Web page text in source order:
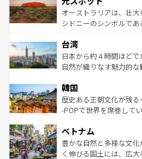
しみながら、その多様性
るだろう。車でのロード
情報は
おすすめ。エメラルドグ
文化や歴史が息づいて
人々、おいしいローカル
ク、伝統的なフラダン
っている。訪れるたびに
はコンテンツ一覧
オーストラリアは、壮大
シドニーのシンボルで
リアリーフや大陸中央部
ク）、タスマニアの美
ど、見どころがたくさ
いる。アクティビティも
ビング、ハイキングな
い。オーストラリアの
参照してほしい。
台湾
日本から約４時間ほど
自然が織りなす魅力的
ン）、静ひつな山岳地帯
と山間の静けさが共存
驚きをもたらしてくれ
容にもいいと評判のスイ
が味わえる。 な
照してほしい。
韓国
歴史ある王朝文化が残
-POPで世界を席巻して
き、地方に足を延ばせば
できる。そして、キム
まで、さまざまな韓国
ベトナム
豊かな自然と多様な文
く伸びる国土には、広